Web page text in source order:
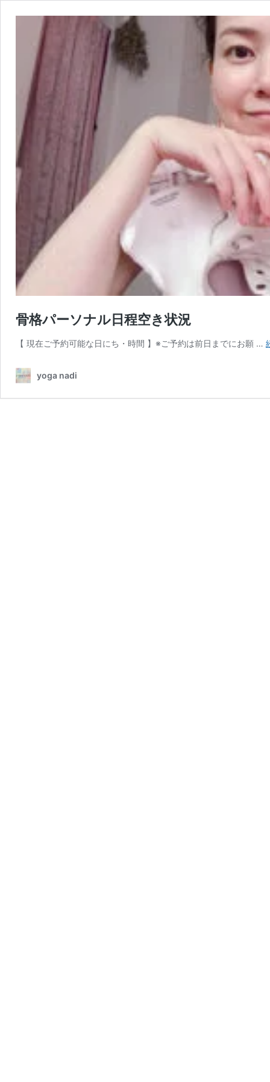
骨格パーソナル日程空き状況
【 現在ご予約可能な日にち・時間 】※ご予約は前日までにお願 …
yoga nadi